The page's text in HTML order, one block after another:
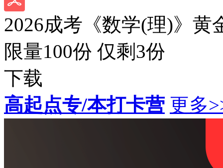
2026成考《数学(理)》黄
限量100份 仅剩 3份
下载
高起点专/本打卡营 更多